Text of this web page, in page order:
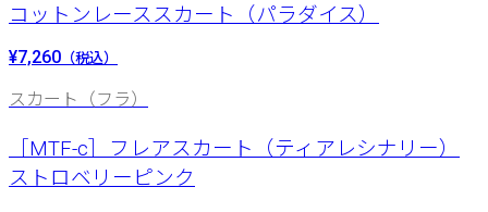
コットンレーススカート（パラダイス）
¥7,260 （税込）
スカート（フラ）
［MTF-c］フレアスカート（ティアレシナリー）
ストロベリーピンク